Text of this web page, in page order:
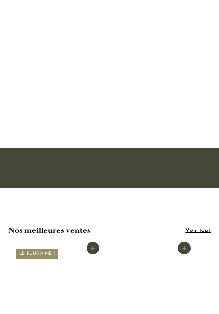
0
Nos meilleures ventes Voir tout
Ajouter au panier
LE PLUS AIMÉ ! Ajouter au panier